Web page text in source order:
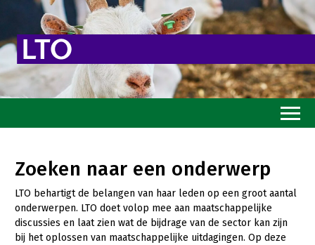
Toekomstvisie
Goed eten
Mooi groen
Zoeken naar een onderwerp
LTO behartigt de belangen van haar leden op een groot aantal
onderwerpen. LTO doet volop mee aan maatschappelijke
discussies en laat zien wat de bijdrage van de sector kan zijn
bij het oplossen van maatschappelijke uitdagingen. Op deze